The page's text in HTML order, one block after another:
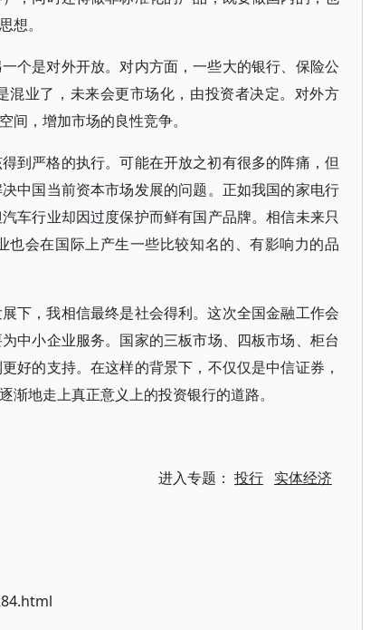
想。
个是对外开放。对内方面，一些大的银行、保险公
业了，未来会更市场化，由投资者决定。对外方
，增加市场的良性竞争。
到严格的执行。可能在开放之初有很多的阵痛，但
中国当前资本市场发展的问题。正如我国的家电行
车行业却因过度保护而鲜有国产品牌。相信未来只
会在国际上产生一些比较知名的、有影响力的品
下，我相信最终是社会得利。这次全国金融工作会
中小企业服务。国家的三板市场、四板市场、柜台
好的支持。在这样的背景下，不仅仅是中信证券，
地走上真正意义上的投资银行的道路。
进入专题： 投行 实体经济